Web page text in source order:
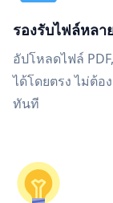
รองรับไฟล์หลา
อัปโหลดไฟล์ PDF,
ได้โดยตรง ไม่ต้อ
ทันที